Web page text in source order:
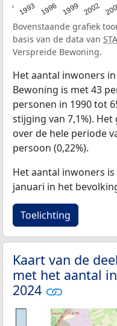
1993 1996 1999 2002
Bovenstaande grafiek
basis van de data van
Verspreide Bewoning.
Het aantal inwoners
Bewoning is met 43
personen in 1990 tot
stijging van 7,1%).
over de hele periode
persoon (0,22%).
Het aantal inwoners
januari in het
Toelichting
Kaart van de
met het aantal
2024